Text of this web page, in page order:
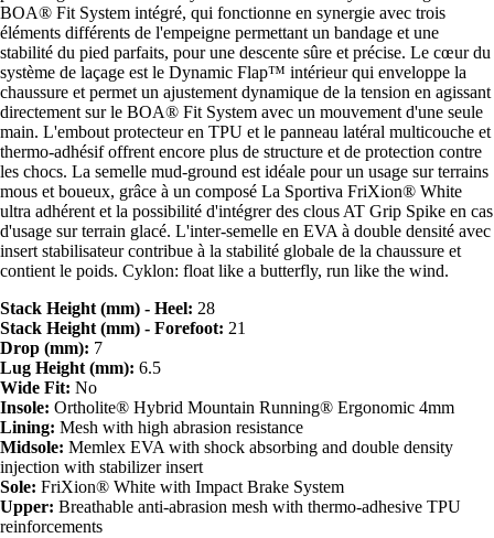
BOA® Fit System intégré, qui fonctionne en synergie avec trois
éléments différents de l'empeigne permettant un bandage et une
stabilité du pied parfaits, pour une descente sûre et précise. Le cœur du
système de laçage est le Dynamic Flap™ intérieur qui enveloppe la
chaussure et permet un ajustement dynamique de la tension en agissant
directement sur le BOA® Fit System avec un mouvement d'une seule
main. L'embout protecteur en TPU et le panneau latéral multicouche et
thermo-adhésif offrent encore plus de structure et de protection contre
les chocs. La semelle mud-ground est idéale pour un usage sur terrains
mous et boueux, grâce à un composé La Sportiva FriXion® White
ultra adhérent et la possibilité d'intégrer des clous AT Grip Spike en cas
d'usage sur terrain glacé. L'inter-semelle en EVA à double densité avec
insert stabilisateur contribue à la stabilité globale de la chaussure et
contient le poids. Cyklon: float like a butterfly, run like the wind.
Stack Height (mm) - Heel: 28
Stack Height (mm) - Forefoot: 21
Drop (mm): 7
Lug Height (mm): 6.5
Wide Fit: No
Insole: Ortholite® Hybrid Mountain Running® Ergonomic 4mm
Lining: Mesh with high abrasion resistance
Midsole: Memlex EVA with shock absorbing and double density
injection with stabilizer insert
Sole: FriXion® White with Impact Brake System
Upper: Breathable anti-abrasion mesh with thermo-adhesive TPU
reinforcements